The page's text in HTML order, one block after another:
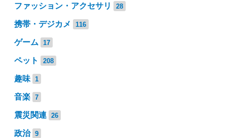
ファッション・アクセサリ 28
携帯・デジカメ 116
ゲーム 17
ペット 208
趣味 1
音楽 7
震災関連 26
政治 9